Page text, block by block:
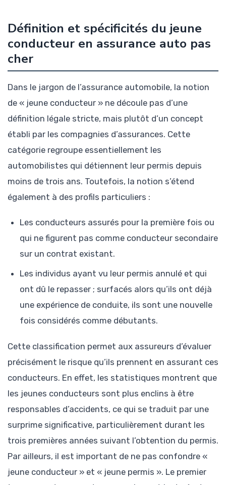
Définition et spécificités du jeune
conducteur en assurance auto pas
cher
Dans le jargon de l’assurance automobile, la notion
de « jeune conducteur » ne découle pas d’une
définition légale stricte, mais plutôt d’un concept
établi par les compagnies d’assurances. Cette
catégorie regroupe essentiellement les
automobilistes qui détiennent leur permis depuis
moins de trois ans. Toutefois, la notion s’étend
également à des profils particuliers :
Les conducteurs assurés pour la première fois ou
qui ne figurent pas comme conducteur secondaire
sur un contrat existant.
Les individus ayant vu leur permis annulé et qui
ont dû le repasser ; surfacés alors qu’ils ont déjà
une expérience de conduite, ils sont une nouvelle
fois considérés comme débutants.
Cette classification permet aux assureurs d’évaluer
précisément le risque qu’ils prennent en assurant ces
conducteurs. En effet, les statistiques montrent que
les jeunes conducteurs sont plus enclins à être
responsables d’accidents, ce qui se traduit par une
surprime significative, particulièrement durant les
trois premières années suivant l’obtention du permis.
Par ailleurs, il est important de ne pas confondre «
jeune conducteur » et « jeune permis ». Le premier